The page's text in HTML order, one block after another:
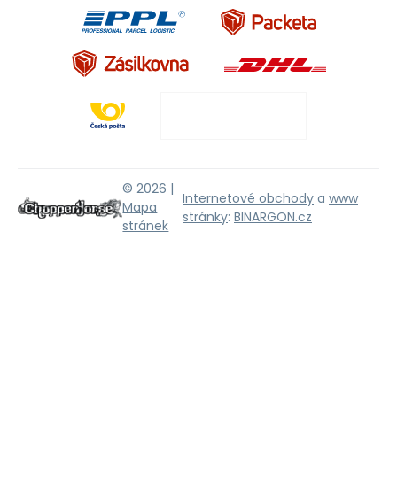
© 2026 |
Mapa
stránek
Internetové obchody a www
stránky: BINARGON.cz